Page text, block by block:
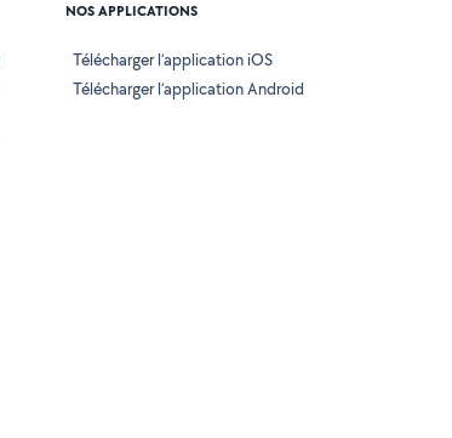
NOS APPLICATIONS
Télécharger l’application iOS
Télécharger l’application Android